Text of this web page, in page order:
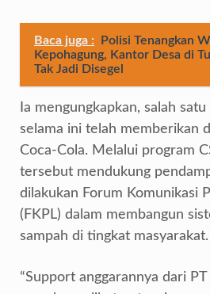
Baca juga :
Polisi Tenangkan
Kepohagung, Kantor Desa di
Tak Jadi Disegel
Ia mengungkapkan, salah
selama ini telah memberikan
Coca-Cola. Melalui program
tersebut mendukung
dilakukan Forum Komunikasi
(FKPL) dalam membangun
sampah di tingkat masyarakat.
“Support anggarannya dari